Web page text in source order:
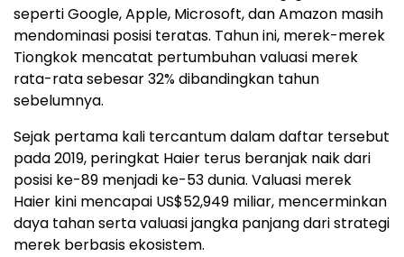
seperti Google, Apple, Microsoft, dan Amazon masih
mendominasi posisi teratas. Tahun ini, merek-merek
Tiongkok mencatat pertumbuhan valuasi merek
rata-rata sebesar 32% dibandingkan tahun
sebelumnya.
Sejak pertama kali tercantum dalam daftar tersebut
pada 2019, peringkat Haier terus beranjak naik dari
posisi ke-89 menjadi ke-53 dunia. Valuasi merek
Haier kini mencapai US$52,949 miliar, mencerminkan
daya tahan serta valuasi jangka panjang dari strategi
merek berbasis ekosistem.